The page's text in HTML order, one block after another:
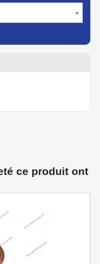
ce produit ont